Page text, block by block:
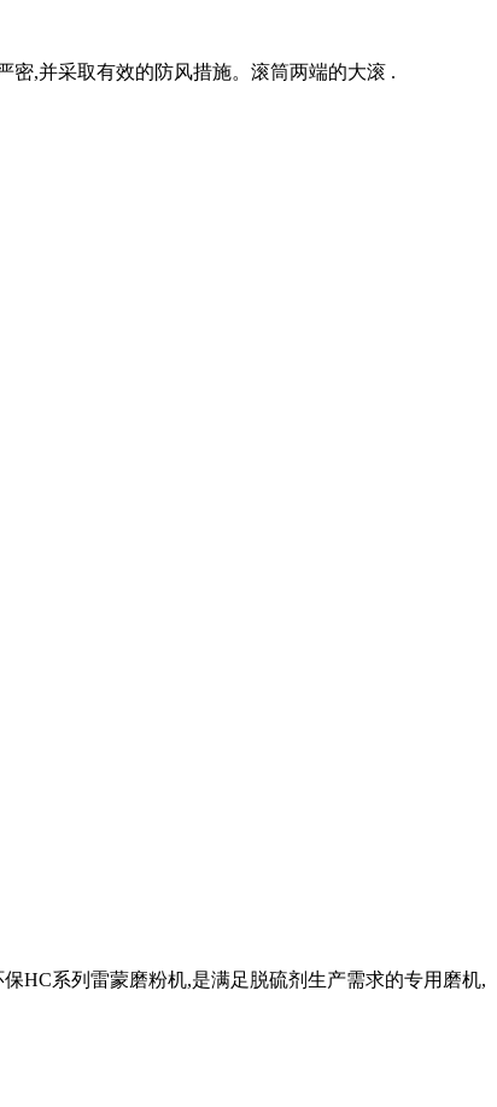
密,并采取有效的防风措施。滚筒两端的大滚 .
HC系列雷蒙磨粉机,是满足脱硫剂生产需求的专用磨机,